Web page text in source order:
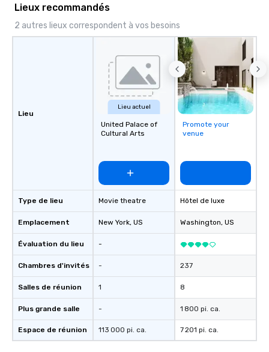
roles with a smile on
belly full of some of
has to offer.
Lieux recommandés
2 autres lieux correspondent à vos besoins
Lieu
Type de lieu
Emplacement
Évaluation du lieu
Chambres d'invités
Salles de réunion
Plus grande salle
Espace de réunion
Lieu actuel
United Palace of
Cultural Arts
Movie theatre
New York, US
-
-
1
-
113 000 pi. ca.
Promote your
venue
Hôtel de luxe
Washington, US
237
8
1 800 pi. ca.
7 201 pi. ca.